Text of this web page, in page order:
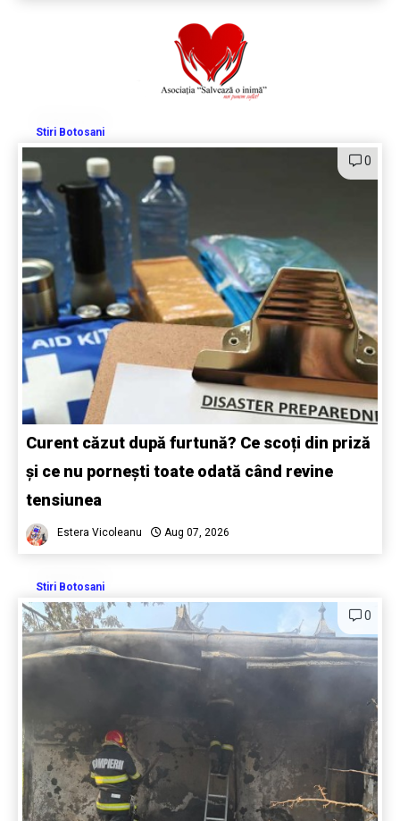
Stiri Botosani
0
Curent căzut după furtună? Ce scoți din priză
și ce nu pornești toate odată când revine
tensiunea
Estera Vicoleanu Aug 07, 2026
Stiri Botosani
0